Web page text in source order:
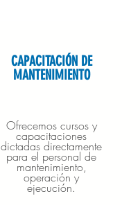
CAPACITACIÓN DE
MANTENIMIENTO
Ofrecemos cursos y
capacitaciones
dictadas directamente
para el personal de
mantenimiento,
operación y
ejecución.